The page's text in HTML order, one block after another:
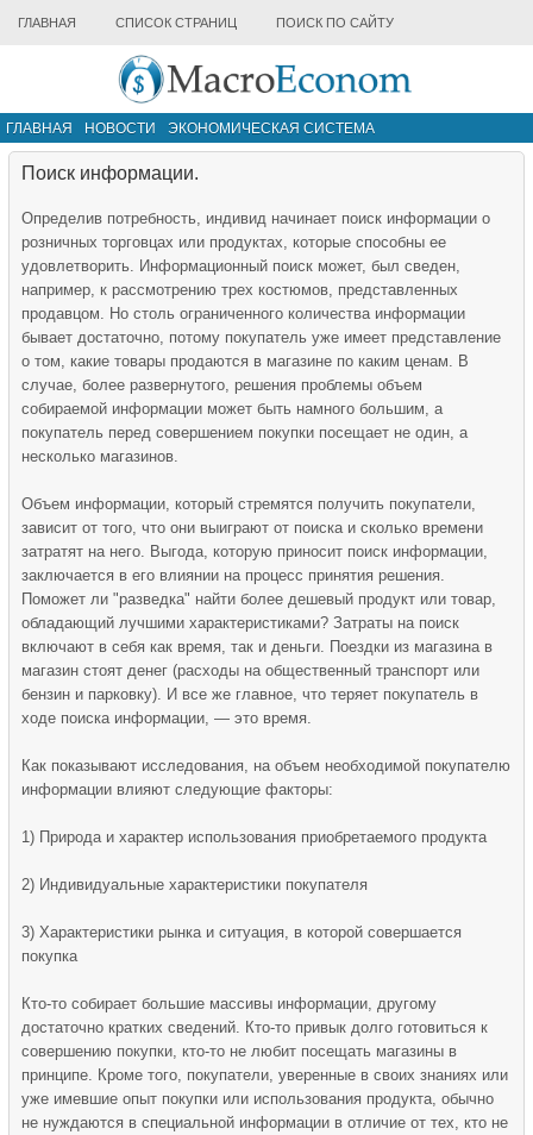
ГЛАВНАЯ СПИСОК СТРАНИЦ ПОИСК ПО САЙТУ
ГЛАВНАЯ НОВОСТИ
ЭКОНОМИЧЕСКАЯ СИСТЕМА
ИНФРАСТРУКТУРА РЫНКА
Поиск информации.
Определив потребность, индивид начинает поиск информации о
розничных торговцах или продуктах, которые способны ее
удовлетворить. Информационный поиск может, был сведен,
например, к рассмотрению трех костюмов, представленных
продавцом. Но столь ограниченного количества информации
бывает достаточно, потому покупатель уже имеет представление
о том, какие товары продаются в магазине по каким ценам. В
случае, более развернутого, решения проблемы объем
собираемой информации может быть намного большим, а
покупатель перед совершением покупки посещает не один, а
несколько магазинов.
Объем информации, который стремятся получить покупатели,
зависит от того, что они выиграют от поиска и сколько времени
затратят на него. Выгода, которую приносит поиск информации,
заключается в его влиянии на процесс принятия решения.
Поможет ли "разведка" найти более дешевый продукт или товар,
обладающий лучшими характеристиками? Затраты на поиск
включают в себя как время, так и деньги. Поездки из магазина в
магазин стоят денег (расходы на общественный транспорт или
бензин и парковку). И все же главное, что теряет покупатель в
ходе поиска информации, — это время.
Как показывают исследования, на объем необходимой покупателю
информации влияют следующие факторы:
1) Природа и характер использования приобретаемого продукта
2) Индивидуальные характеристики покупателя
3) Характеристики рынка и ситуация, в которой совершается
покупка
Кто-то собирает большие массивы информации, другому
достаточно кратких сведений. Кто-то привык долго готовиться к
совершению покупки, кто-то не любит посещать магазины в
принципе. Кроме того, покупатели, уверенные в своих знаниях или
уже имевшие опыт покупки или использования продукта, обычно
не нуждаются в специальной информации в отличие от тех, кто не